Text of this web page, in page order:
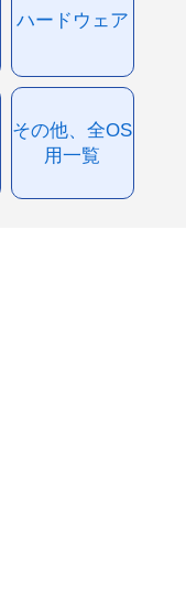
ハードウェア
その他、全OS
用一覧